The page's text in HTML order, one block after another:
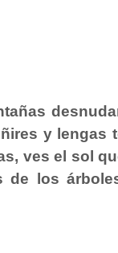
y lengas
ves el sol
de los